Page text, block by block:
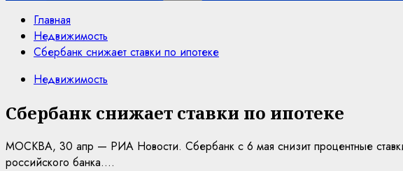
Главная
Недвижимость
Сбербанк снижает ставки по ипотеке
Недвижимость
Сбербанк снижает ставки по ипотеке
МОСКВА, 30 апр — РИА Новости. Сбербанк с 6 мая снизит процентные
российского банка....